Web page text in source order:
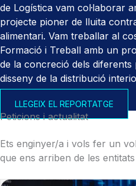
de Logística vam col·laborar
projecte pioner de lluita
alimentari. Vam treballar al
Formació i Treball amb un
de la concreció dels
disseny de la distribució
LLEGEIX EL REPORTATGE
Peticions i actualitat
Ets enginyer/a i vols fer un
que ens arriben de les